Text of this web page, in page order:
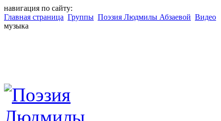
навигация по сайту:
Главная страница Группы Поэзия Людмилы Абзаевой Видео
музыка